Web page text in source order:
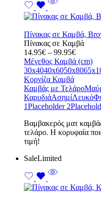
Πίνακας σε Καμβά,
Πίνακας σε Καμβά
14.95€ – 99.95€Price
range:
14.95€
99.95€
Μέγεθος Καμβά (cm)
30x4040x6050x80
Κορνίζα Καμβά
Καμβάς με Τελάρο
ΚαρυδιάΑσημίΛευκό
1Placeholder 2
Bαμβακερός ματ
τελάρο. Η κορυφαία
τιμή!
SaleLimited